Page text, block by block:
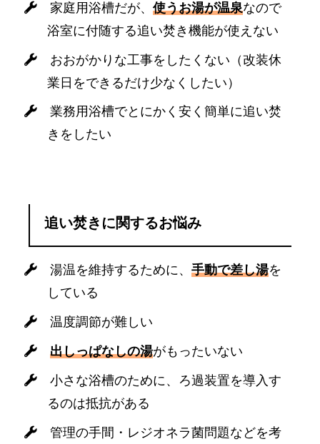
家庭用浴槽だが、使うお湯が温泉なので
浴室に付随する追い焚き機能が使えない
おおがかりな工事をしたくない（改装休
業日をできるだけ少なくしたい）
業務用浴槽でとにかく安く簡単に追い焚
きをしたい
追い焚きに関するお悩み
湯温を維持するために、手動で差し湯を
している
温度調節が難しい
出しっぱなしの湯がもったいない
小さな浴槽のために、ろ過装置を導入す
るのは抵抗がある
管理の手間・レジオネラ菌問題などを考